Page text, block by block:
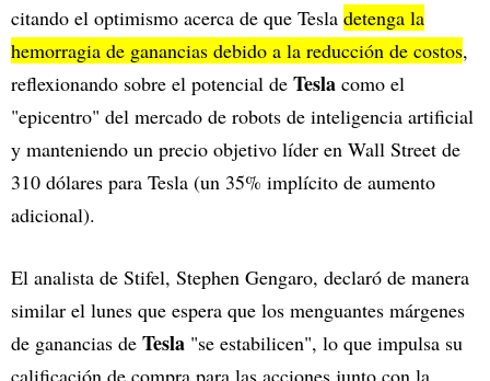
citando el optimismo acerca de que Tesla detenga la
hemorragia de ganancias debido a la reducción de costos,
reflexionando sobre el potencial de Tesla como el
"epicentro" del mercado de robots de inteligencia artificial
y manteniendo un precio objetivo líder en Wall Street de
310 dólares para Tesla (un 35% implícito de aumento
adicional).
El analista de Stifel, Stephen Gengaro, declaró de manera
similar el lunes que espera que los menguantes márgenes
de ganancias de Tesla "se estabilicen", lo que impulsa su